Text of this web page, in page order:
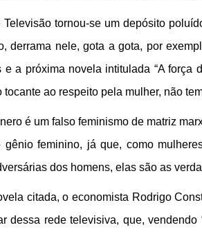
tornou-se um depósito
derrama nele, gota a gota, por
e a próxima novela intitulada “A força
tocante ao respeito pela mulher, não
é um falso feminismo de matriz
feminino, já que, como
dos homens, elas são as
citada, o economista Rodrigo
dessa rede televisiva, que,